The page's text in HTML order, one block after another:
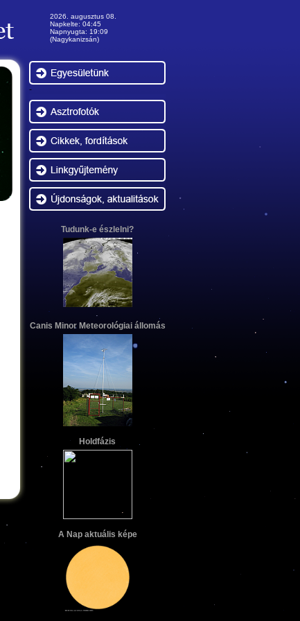
2026. augusztus 08.
Napkelte: 04:45
Napnyugta: 19:09
(Nagykanizsán)
-
Tudunk-e észlelni?
Canis Minor Meteorológiai állomás
Holdfázis
A Nap aktuális képe